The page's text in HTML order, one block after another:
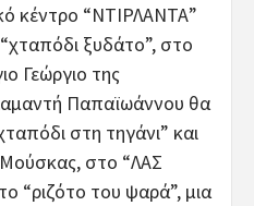
κέντρο “ΝΤΙΡΛΑΝΤΑ”
ξυδάτο”, στο
Γεώργιο της
Παπαϊωάννου θα
στη τηγάνι” και
στο “ΛΑΣ
“ριζότο του ψαρά”, μια